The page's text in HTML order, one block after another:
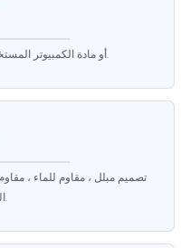
ABS أو مادة الكمبيوتر المستخدم يضمن الجسم قويًا وخفيفًا.
تصميم مبلل ، مقاوم للماء ،
الهواء الطلق.